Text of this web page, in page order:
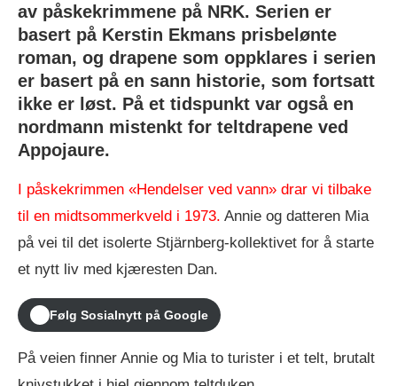
av påskekrimmene på NRK. Serien er
basert på Kerstin Ekmans prisbelønte
roman, og drapene som oppklares i serien
er basert på en sann historie, som fortsatt
ikke er løst. På et tidspunkt var også en
nordmann mistenkt for teltdrapene ved
Appojaure.
I påskekrimmen «Hendelser ved vann» drar vi tilbake
til en midtsommerkveld i 1973. Annie og datteren Mia
på vei til det isolerte Stjärnberg-kollektivet for å starte
et nytt liv med kjæresten Dan.
Følg Sosialnytt på Google
På veien finner Annie og Mia to turister i et telt, brutalt